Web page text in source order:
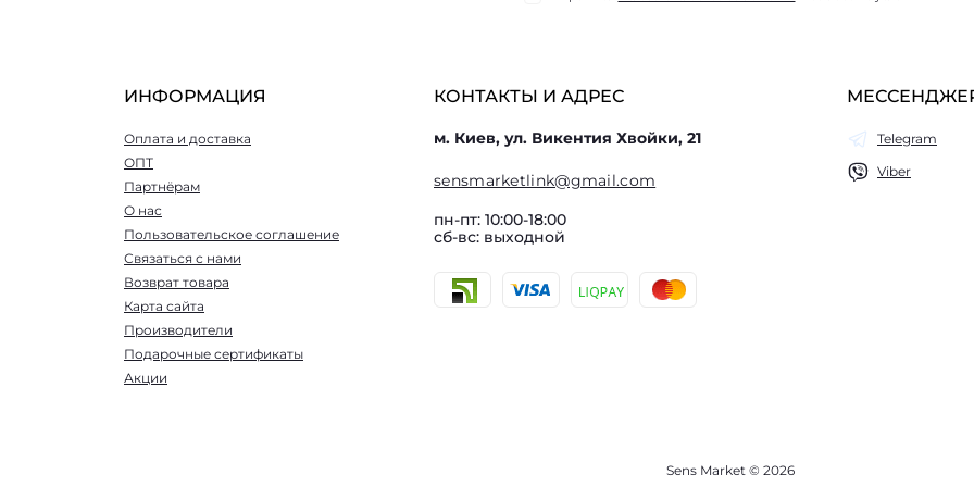
ИНФОРМАЦИЯ
Оплата и доставка
ОПТ
Партнёрам
О нас
Пользовательское соглашение
Связаться с нами
Возврат товара
Карта сайта
Производители
Подарочные сертификаты
Акции
КОНТАКТЫ И АДРЕС
м. Киев, ул. Викентия Хвойки, 21
sensmarketlink@gmail.com
пн-пт: 10:00-18:00
сб-вс: выходной
Telegram
Viber
Sens Market © 2026